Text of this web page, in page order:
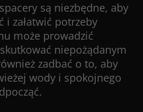
są niezbędne, aby
i załatwić potrzeby
może prowadzić
niepożądanym
zadbać o to, aby
wody i spokojnego